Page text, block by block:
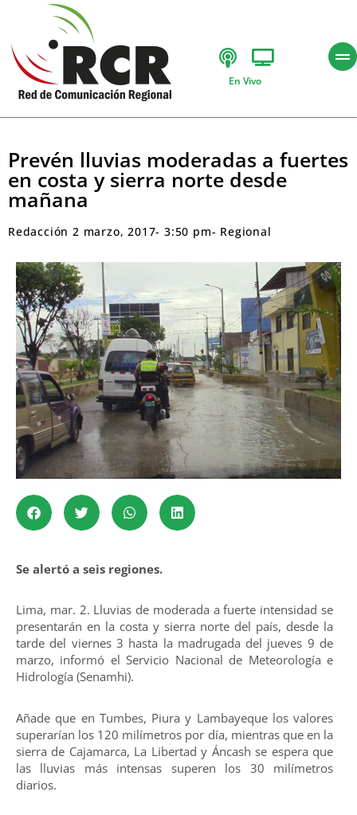
En Vivo
Prevén lluvias moderadas a fuertes
en costa y sierra norte desde
mañana
Redacción 2 marzo, 2017- 3:50 pm- Regional
Se alertó a seis regiones.
Lima, mar. 2. Lluvias de moderada a fuerte intensidad se
presentarán en la costa y sierra norte del país, desde la
tarde del viernes 3 hasta la madrugada del jueves 9 de
marzo, informó el Servicio Nacional de Meteorología e
Hidrología (Senamhi).
Añade que en Tumbes, Piura y Lambayeque los valores
superarían los 120 milímetros por día, mientras que en la
sierra de Cajamarca, La Libertad y Áncash se espera que
las lluvias más intensas superen los 30 milímetros
diarios.